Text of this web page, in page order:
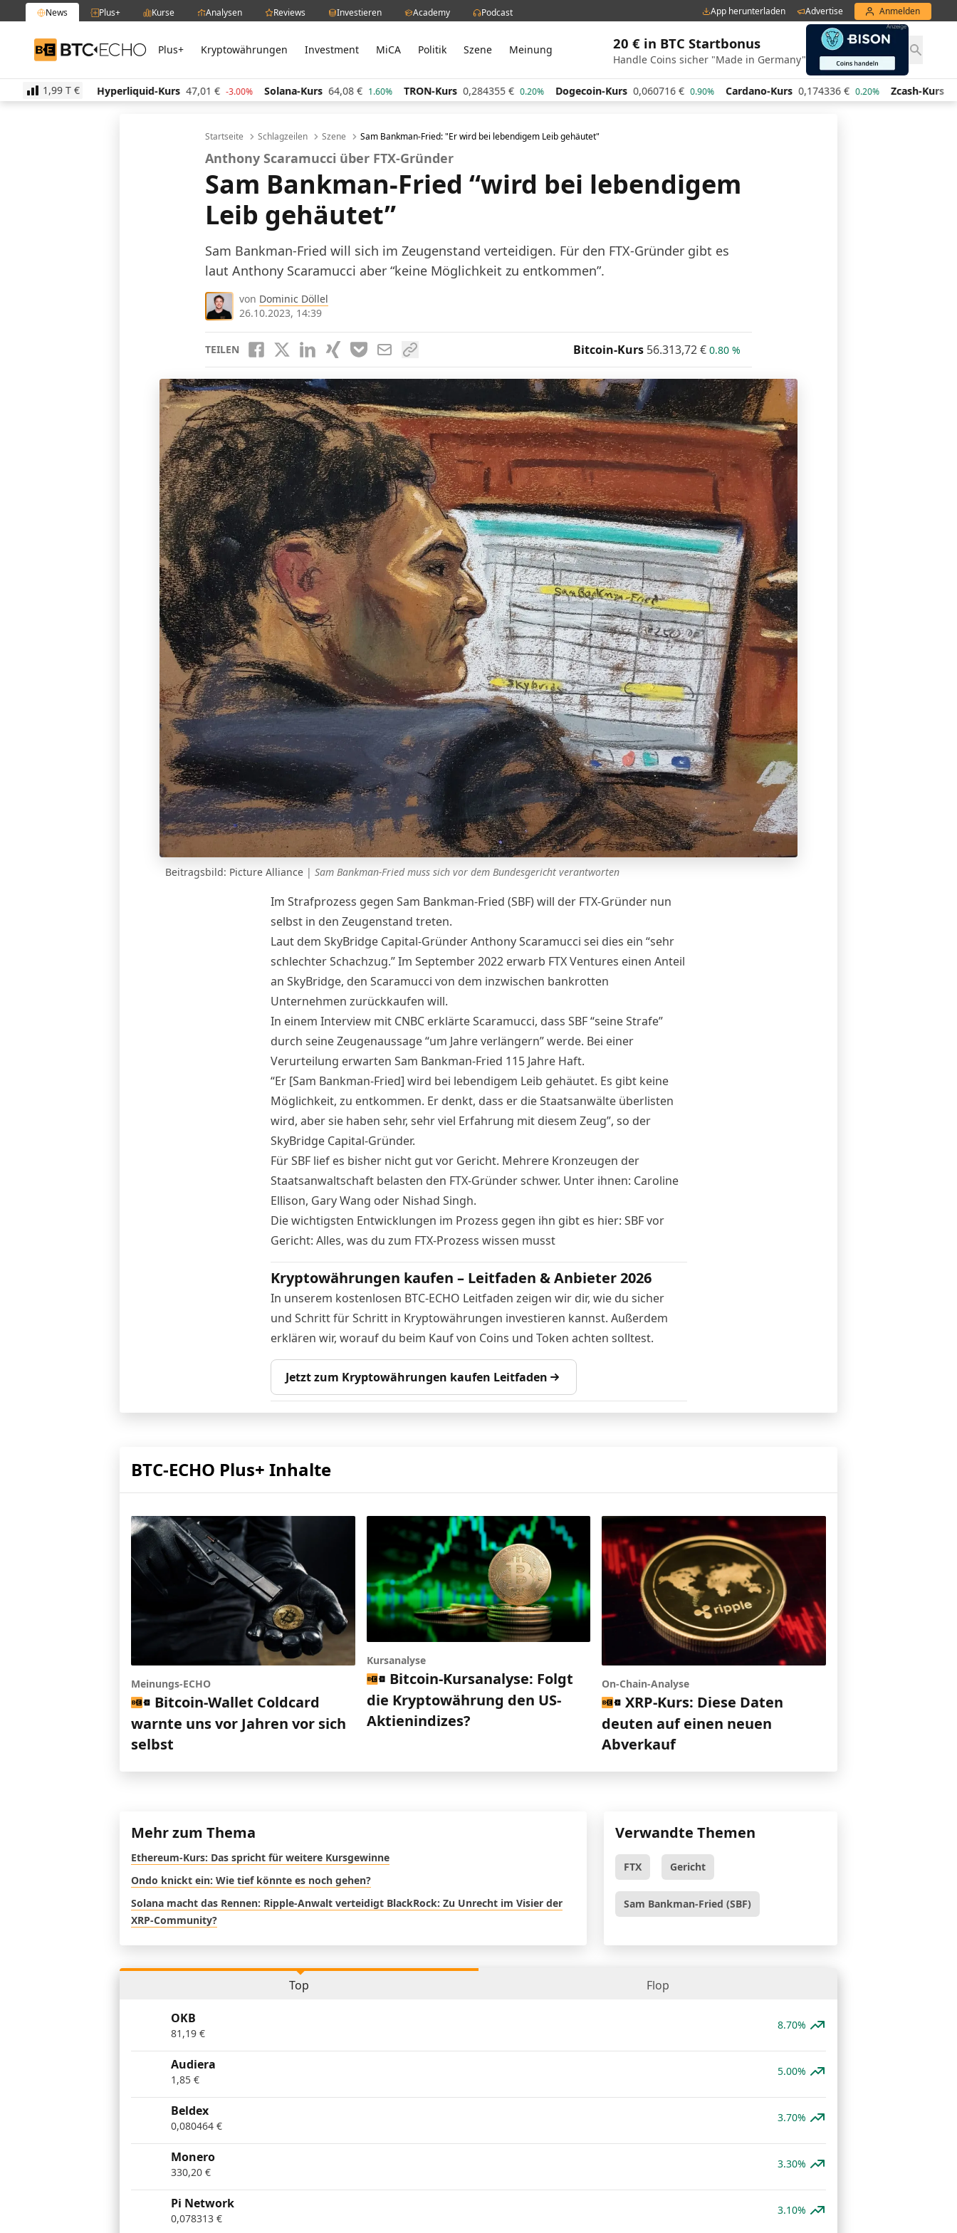
News Plus+ Kurse Analysen Reviews Investieren Academy Podcast App herunterladen Advertise Anmelden
BTC-ECHO Plus+ Kryptowährungen Investment MiCA Politik Szene Meinung 20 € in BTC Startbonus
Handle Coins sicher "Made in Germany"
1,99 T €
Hyperliquid-Kurs 47,01 € -3.00% Solana-Kurs 64,08 € 1.60% TRON-Kurs 0,284355 € 0.20% Dogecoin-Kurs 0,060716 € 0.90% Cardano-Kurs 0,174336 € 0.20% Zcash-Kurs 440,07 € 0.20%
Startseite Schlagzeilen Szene Sam Bankman-Fried: "Er wird bei lebendigem Leib gehäutet"
Anthony Scaramucci über FTX-Gründer
Sam Bankman-Fried “wird bei lebendigem
Leib gehäutet”
Sam Bankman-Fried will sich im Zeugenstand verteidigen. Für den FTX-Gründer gibt es
laut Anthony Scaramucci aber “keine Möglichkeit zu entkommen”.
von Dominic Döllel
26.10.2023, 14:39
TEILEN Bitcoin-Kurs 56.313,72€ 0.80 %
Beitragsbild: Picture Alliance | Sam Bankman-Fried muss sich vor dem Bundesgericht verantworten
Im Strafprozess gegen Sam Bankman-Fried (SBF) will der FTX-Gründer nun
selbst in den Zeugenstand treten.
Laut dem SkyBridge Capital-Gründer Anthony Scaramucci sei dies ein “sehr
schlechter Schachzug.” Im September 2022 erwarb FTX Ventures einen Anteil
an SkyBridge, den Scaramucci von dem inzwischen bankrotten
Unternehmen zurückkaufen will.
In einem Interviewmit CNBC erklärte Scaramucci, dass SBF “seine Strafe”
durch seine Zeugenaussage “um Jahre verlängern” werde. Bei einer
Verurteilung erwarten Sam Bankman-Fried 115 Jahre Haft.
“Er [Sam Bankman-Fried] wird bei lebendigem Leib gehäutet. Es gibt keine
Möglichkeit, zu entkommen. Er denkt, dass er die Staatsanwälte überlisten
wird, aber sie haben sehr, sehr viel Erfahrung mit diesem Zeug”, so der
SkyBridge Capital-Gründer.
Für SBF lief es bisher nicht gut vor Gericht. Mehrere Kronzeugen der
Staatsanwaltschaft belasten den FTX-Gründer schwer. Unter ihnen: Caroline
Ellison, Gary Wang oder Nishad Singh.
Die wichtigsten Entwicklungen im Prozess gegen ihn gibt es hier: SBF vor
Gericht: Alles, was du zum FTX-Prozess wissen musst
Kryptowährungen kaufen – Leitfaden & Anbieter 2026
In unserem kostenlosen BTC-ECHO Leitfaden zeigen wir dir, wie du sicher
und Schritt für Schritt in Kryptowährungen investieren kannst. Außerdem
erklären wir, worauf du beim Kauf von Coins und Token achten solltest.
Jetzt zum Kryptowährungen kaufen Leitfaden
BTC-ECHO Plus+ Inhalte
Meinungs-ECHO
Bitcoin-Wallet Coldcard
warnte uns vor Jahren vor sich
selbst
Kursanalyse
Bitcoin-Kursanalyse: Folgt
die Kryptowährung den US-
Aktienindizes?
On-Chain-Analyse
XRP-Kurs: Diese Daten
deuten auf einen neuen
Abverkauf
Mehr zum Thema
Ethereum-Kurs: Das spricht für weitere Kursgewinne
Ondo knickt ein: Wie tief könnte es noch gehen?
Solana macht das Rennen: Ripple-Anwalt verteidigt BlackRock: Zu Unrecht im Visier der
XRP-Community?
Verwandte Themen
FTX Gericht
Sam Bankman-Fried (SBF)
Top Flop
OKB
81,19 €
8.70%
Audiera
1,85 €
5.00%
Beldex
0,080464 €
3.70%
Monero
330,20 €
3.30%
Pi Network
0,078313 €
3.10%